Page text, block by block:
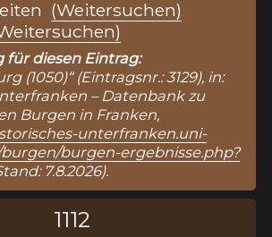
(Weitersuchen)
für diesen Eintrag:
(1050)“ (Eintragsnr.: 3129), in:
– Datenbank zu
Burgen in Franken,
unterfranken.uni-
burgen-ergebnisse.php?
7.8.2026).
1112